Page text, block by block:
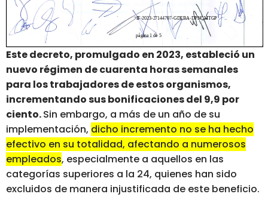
Este decreto, promulgado en 2023, estableció un
nuevo régimen de cuarenta horas semanales
para los trabajadores de estos organismos,
incrementando sus bonificaciones del 9,9 por
ciento.Sin embargo, a más de un año de su
implementación, dicho incremento no se ha hecho
efectivo en su totalidad, afectando a numerosos
empleados, especialmente a aquellos en las
categorías superiores a la 24, quienes han sido
excluidos de manera injustificada de este beneficio.